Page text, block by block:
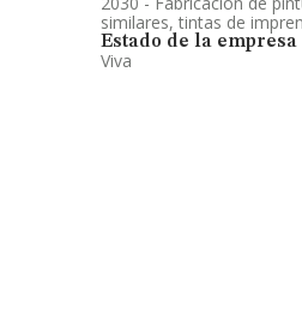
similares, tintas de
Estado de la empresa
Viva